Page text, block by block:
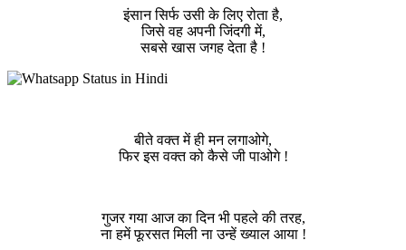
इंसान सिर्फ उसी के लिए रोता है,
जिसे वह अपनी जिंदगी में,
सबसे खास जगह देता है !
बीते वक्त में ही मन लगाओगे,
फिर इस वक्त को कैसे जी पाओगे !
गुजर गया आज का दिन भी पहले की तरह,
ना हमें फूरसत मिली ना उन्हें ख्याल आया !